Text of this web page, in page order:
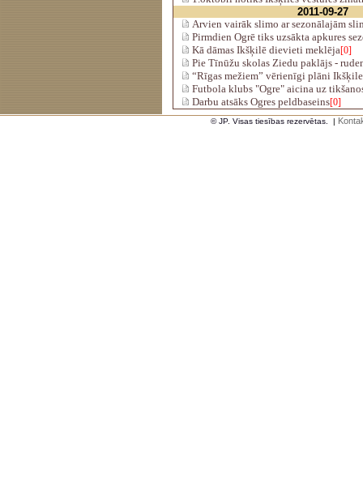
2011-09-27
Arvien vairāk slimo ar sezonālajām
Pirmdien Ogrē tiks uzsākta apkures
Kā dāmas Ikšķilē dievieti meklēja[0]
Pie Tīnūžu skolas Ziedu paklājs -
“Rīgas mežiem” vērienīgi plāni
Futbola klubs "Ogre" aicina uz
Darbu atsāks Ogres peldbaseins[0]
© JP. Visas tiesības rezervētas. |